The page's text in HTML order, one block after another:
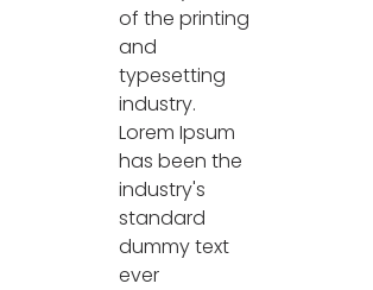
of the printing
and
typesetting
industry.
Lorem Ipsum
has been the
industry's
standard
dummy text
ever